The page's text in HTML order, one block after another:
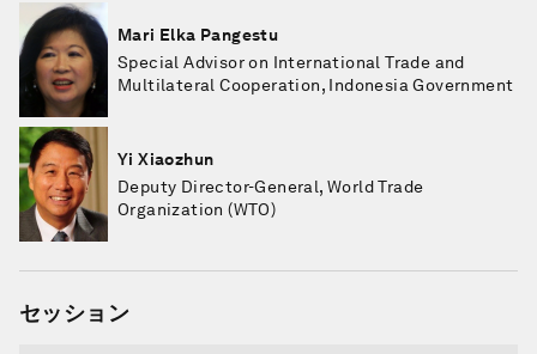
Mari Elka Pangestu
Special Advisor on International Trade and
Multilateral Cooperation, Indonesia Government
Yi Xiaozhun
Deputy Director-General, World Trade
Organization (WTO)
セッション